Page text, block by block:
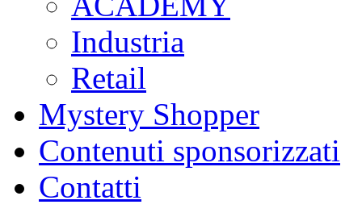
Industria
Retail
Mystery Shopper
Contenuti sponsorizzati
Contatti